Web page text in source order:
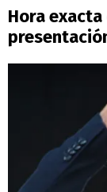
Hora